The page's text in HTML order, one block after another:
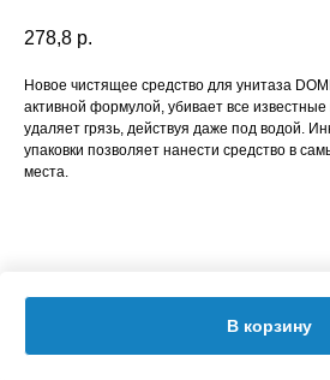
278,8 р.
В корзину
Новое чистящее средство для унитаза
активной формулой, убивает все
удаляет грязь, действуя даже под водой.
упаковки позволяет нанести средство в
места.